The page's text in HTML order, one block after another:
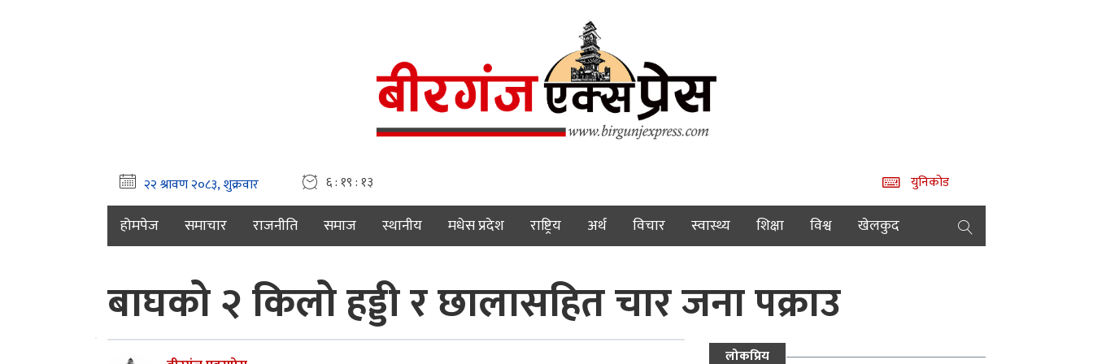
६ : १९ : १४ युनिकोड
होमपेज समाचार राजनीति समाज स्थानीय मधेस प्रदेश राष्ट्रिय अर्थ विचार स्वास्थ्य शिक्षा विश्व खेलकुद
बाघको २ किलो हड्डी र छालासहित चार जना पक्राउ
लोकप्रिय